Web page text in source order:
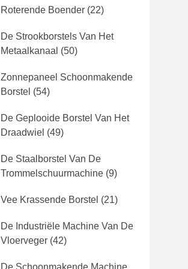
Roterende Boender (22)
De Strookborstels Van Het
Metaalkanaal (50)
Zonnepaneel Schoonmakende
Borstel (54)
De Geplooide Borstel Van Het
Draadwiel (49)
De Staalborstel Van De
Trommelschuurmachine (9)
Vee Krassende Borstel (21)
De Industriële Machine Van De
Vloerveger (42)
De Schoonmakende Machine